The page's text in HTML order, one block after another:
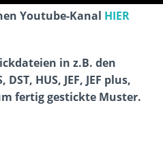
Youtube-Kanal HIER
in z.B. den
HUS, JEF, JEF plus,
fertig gestickte Muster.